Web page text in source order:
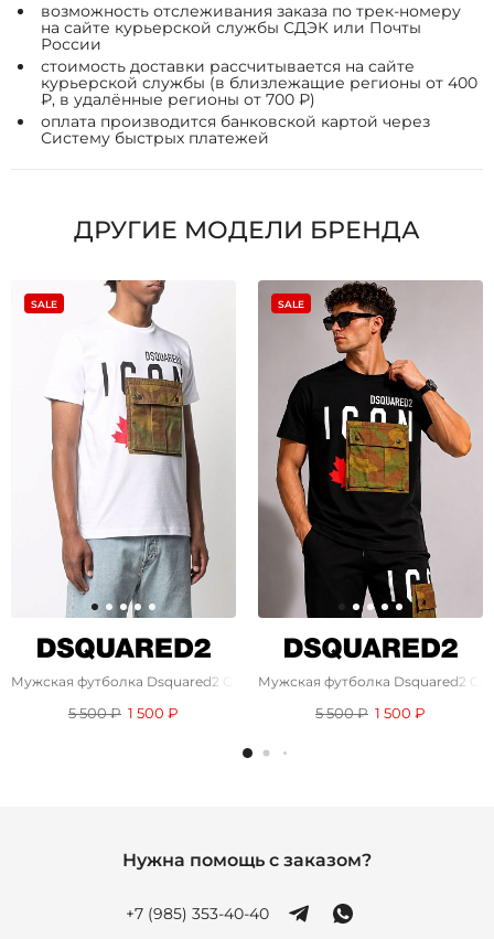
возможность отслеживания заказа по трек-номеру
на сайте курьерской службы СДЭК или Почты
России
стоимость доставки рассчитывается на сайте
курьерской службы (в близлежащие регионы от 400
₽, в удалённые регионы от 700 ₽)
оплата производится банковской картой через
Систему быстрых платежей
ДРУГИЕ МОДЕЛИ БРЕНДА
SALE
Мужская футболка Dsquared2 Camo Pocket - White
5 500 ₽ 1 500 ₽
SALE
Мужская футболка Dsquared2
5 500 ₽ 1 500 ₽
Нужна помощь с заказом?
+7 (985) 353-40-40